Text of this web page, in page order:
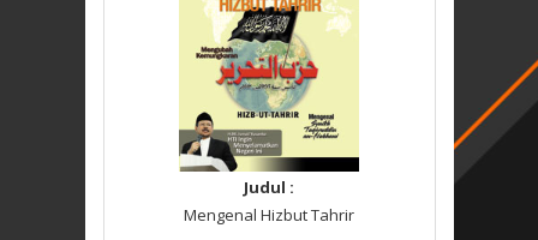
Judul :
Mengenal Hizbut Tahrir